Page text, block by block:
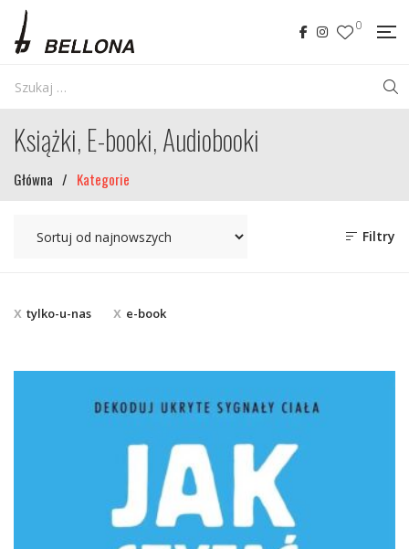
0
Książki, E-booki, Audiobooki
Główna / Kategorie
Filtry
tylko-u-nas e-book